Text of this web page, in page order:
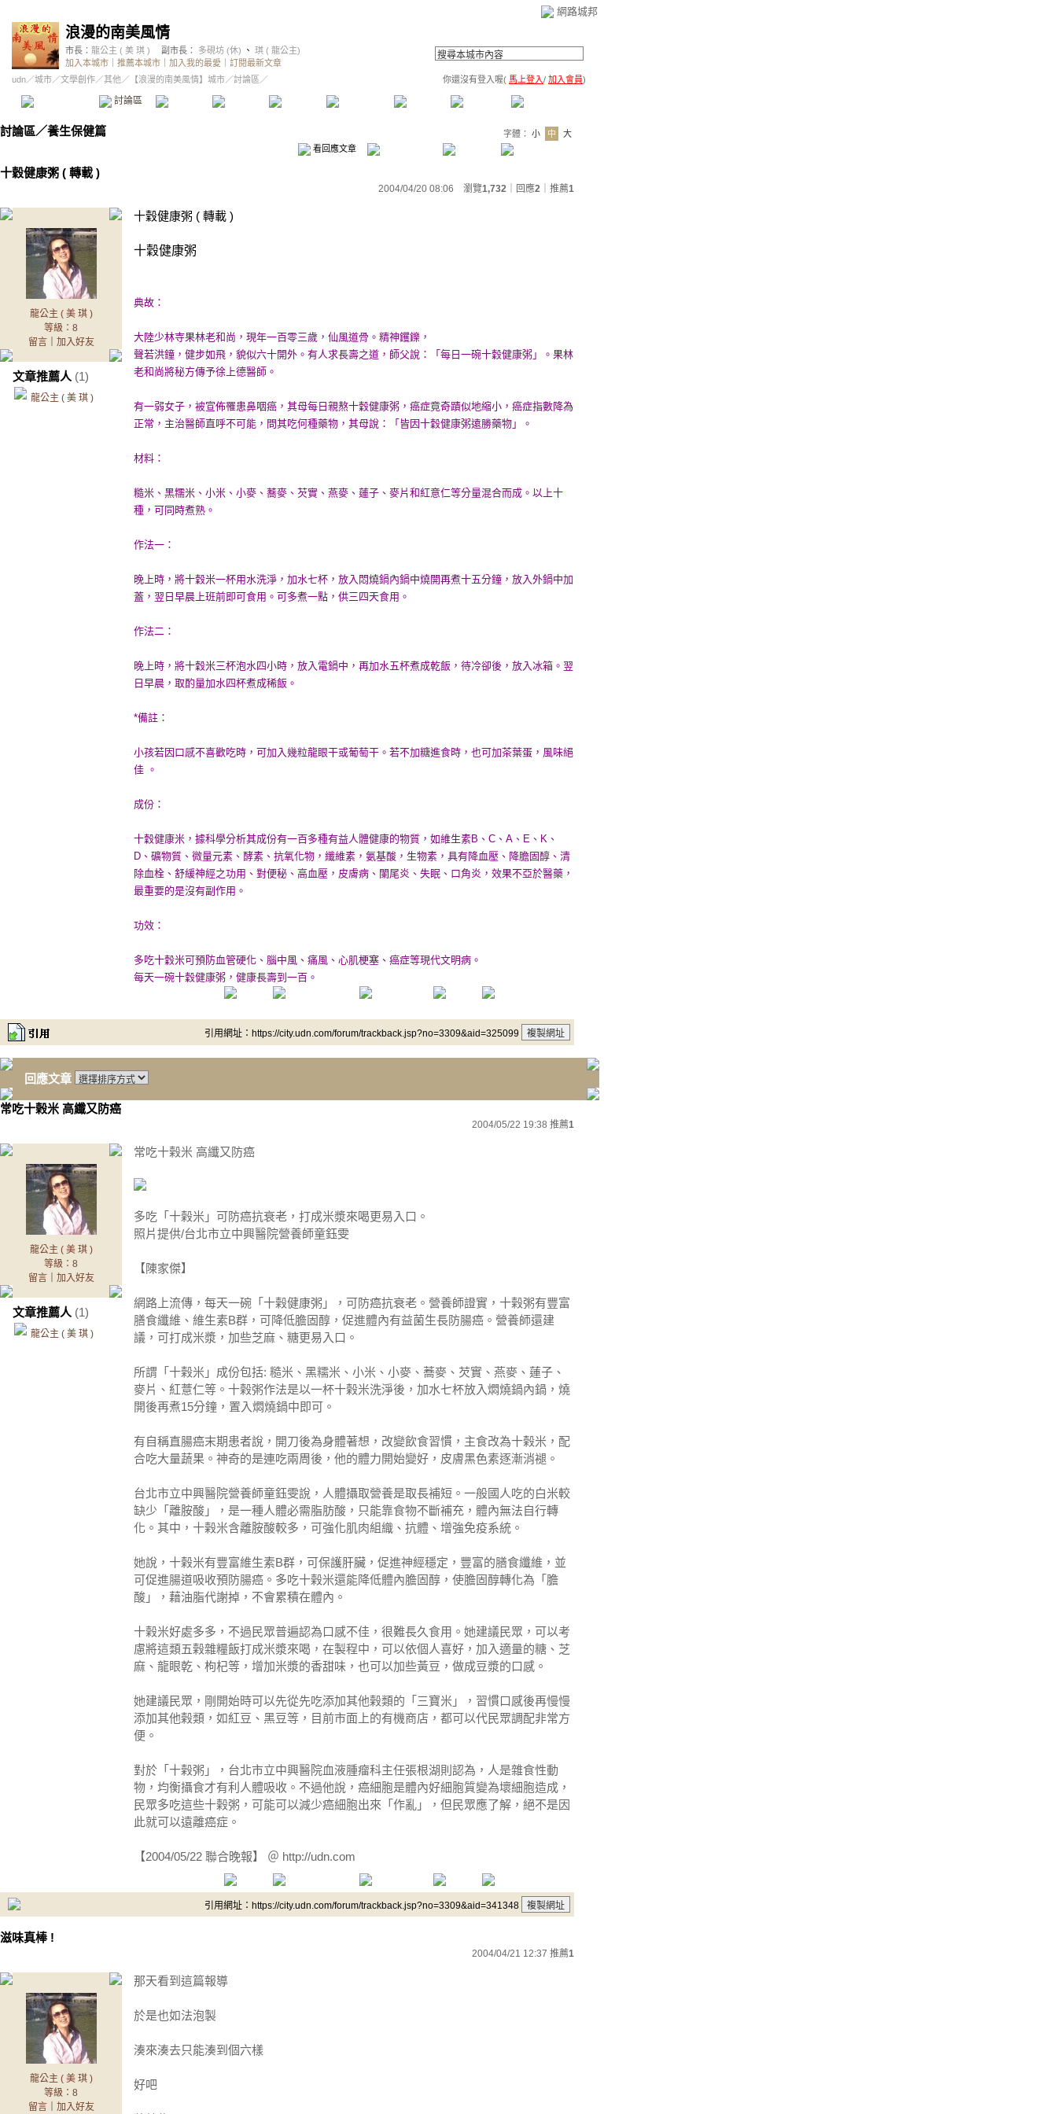
網路城邦
浪漫的南美風情
市長： 龍公主 ( 美 琪 ) 副市長： 多硯坊 (休) 、 琪 ( 龍公主)
加入本城市
推薦本城市 加入我的最愛
訂閱最新文章
udn／城市／文學創作／其他 ／ 【浪漫的南美風情】城市／討論區／ 你還沒有登入喔( 馬上登入/ 加入會員)
討論區 精華區 投票區 影像館 公告區 訪客簿 市政中心
討論區／養生保健篇 字體： 小 中
大
看回應文章
十穀健康粥 ( 轉載 )
2004/04/20 08:06 瀏覽1,732 ｜回應2 推薦1
龍公主 ( 美 琪 )
等級：8
留言｜ 加入好友
文章推薦人 (1)
龍公主 ( 美 琪 )
十穀健康粥 ( 轉載 )
十穀健康粥
典故：
大陸少林寺果林老和尚，現年一百零三歲，仙風道骨。精神钁鑠，
聲若洪鐘，健步如飛，貌似六十開外。有人求長壽之道，師父說：「每日一碗十穀健康粥」。果林
老和尚將秘方傳予徐上德醫師。
有一弱女子，被宣佈罹患鼻咽癌，其母每日親熬十穀健康粥，癌症竟奇蹟似地縮小，癌症指數降為
正常，主治醫師直呼不可能，問其吃何種藥物，其母說：「皆因十穀健康粥遠勝藥物」。
材料：
糙米、黑糯米、小米、小麥、蕎麥、芡實、燕麥、蓮子、麥片和紅意仁等分量混合而成。以上十
種，可同時煮熟。
作法一：
晚上時，將十穀米一杯用水洗淨，加水七杯，放入悶燒鍋內鍋中燒開再煮十五分鐘，放入外鍋中加
蓋，翌日早晨上班前即可食用。可多煮一點，供三四天食用。
作法二：
晚上時，將十穀米三杯泡水四小時，放入電鍋中，再加水五杯煮成乾飯，待冷卻後，放入冰箱。翌
日早晨，取酌量加水四杯煮成稀飯。
*備註：
小孩若因口感不喜歡吃時，可加入幾粒龍眼干或葡萄干。若不加糖進食時，也可加茶葉蛋，風味絕
佳 。
成份：
十穀健康米，據科學分析其成份有一百多種有益人體健康的物質，如維生素B、C、A、E、K、
D、礦物質、微量元素、酵素、抗氧化物，纖維素，氨基酸，生物素，具有降血壓、降膽固醇、清
除血栓、舒緩神經之功用、對便秘、高血壓，皮膚病、闌尾炎、失眠、口角炎，效果不亞於醫藥，
最重要的是沒有副作用。
功效：
多吃十穀米可預防血管硬化、腦中風、痛風、心肌梗塞、癌症等現代文明病。
每天一碗十穀健康粥，健康長壽到一百。
引用網址：https://city.udn.com/forum/trackback.jsp?no=3309&aid=325099
回應文章
常吃十榖米 高纖又防癌
2004/05/22 19:38 推薦1
龍公主 ( 美 琪 )
等級：8
留言｜ 加入好友
文章推薦人 (1)
龍公主 ( 美 琪 )
常吃十榖米 高纖又防癌
多吃「十榖米」可防癌抗衰老，打成米漿來喝更易入口。
照片提供/台北市立中興醫院營養師童鈺雯
【陳家傑】
網路上流傳，每天一碗「十榖健康粥」，可防癌抗衰老。營養師證實，十榖粥有豐富
膳食纖維、維生素B群，可降低膽固醇，促進體內有益菌生長防腸癌。營養師還建
議，可打成米漿，加些芝麻、糖更易入口。
所謂「十榖米」成份包括: 糙米、黑糯米、小米、小麥、蕎麥、芡實、燕麥、蓮子、
麥片、紅薏仁等。十榖粥作法是以一杯十榖米洗淨後，加水七杯放入燜燒鍋內鍋，燒
開後再煮15分鐘，置入燜燒鍋中即可。
有自稱直腸癌末期患者說，開刀後為身體著想，改變飲食習慣，主食改為十榖米，配
合吃大量蔬果。神奇的是連吃兩周後，他的體力開始變好，皮膚黑色素逐漸消褪。
台北市立中興醫院營養師童鈺雯說，人體攝取營養是取長補短。一般國人吃的白米較
缺少「離胺酸」，是一種人體必需脂肪酸，只能靠食物不斷補充，體內無法自行轉
化。其中，十榖米含離胺酸較多，可強化肌肉組織、抗體、增強免疫系統。
她說，十榖米有豐富維生素B群，可保護肝臟，促進神經穩定，豐富的膳食纖維，並
可促進腸道吸收預防腸癌。多吃十榖米還能降低體內膽固醇，使膽固醇轉化為「膽
酸」，藉油脂代謝掉，不會累積在體內。
十榖米好處多多，不過民眾普遍認為口感不佳，很難長久食用。她建議民眾，可以考
慮將這類五榖雜糧飯打成米漿來喝，在製程中，可以依個人喜好，加入適量的糖、芝
麻、龍眼乾、枸杞等，增加米漿的香甜味，也可以加些黃豆，做成豆漿的口感。
她建議民眾，剛開始時可以先從先吃添加其他榖類的「三寶米」，習慣口感後再慢慢
添加其他榖類，如紅豆、黑豆等，目前市面上的有機商店，都可以代民眾調配非常方
便。
對於「十榖粥」，台北市立中興醫院血液腫瘤科主任張根湖則認為，人是雜食性動
物，均衡攝食才有利人體吸收。不過他說，癌細胞是體內好細胞質變為壞細胞造成，
民眾多吃這些十榖粥，可能可以減少癌細胞出來「作亂」，但民眾應了解，絕不是因
此就可以遠離癌症。
【2004/05/22 聯合晚報】 ＠ http://udn.com
引用網址：https://city.udn.com/forum/trackback.jsp?no=3309&aid=341348
滋味真棒 !
2004/04/21 12:37 推薦1
龍公主 ( 美 琪 )
等級：8
留言｜ 加入好友
那天看到這篇報導
於是也如法泡製
湊來湊去只能湊到個六樣
好吧